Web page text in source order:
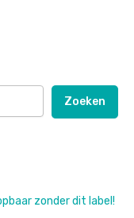
Zoeken
zonder dit label!